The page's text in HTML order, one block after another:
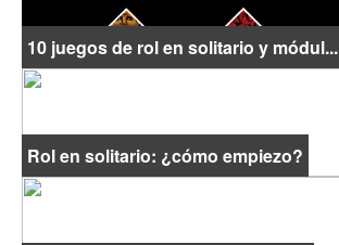
10 juegos de rol en solitario y módul...
Rol en solitario: ¿cómo empiezo?